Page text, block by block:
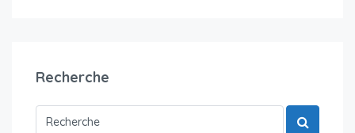
Recherche